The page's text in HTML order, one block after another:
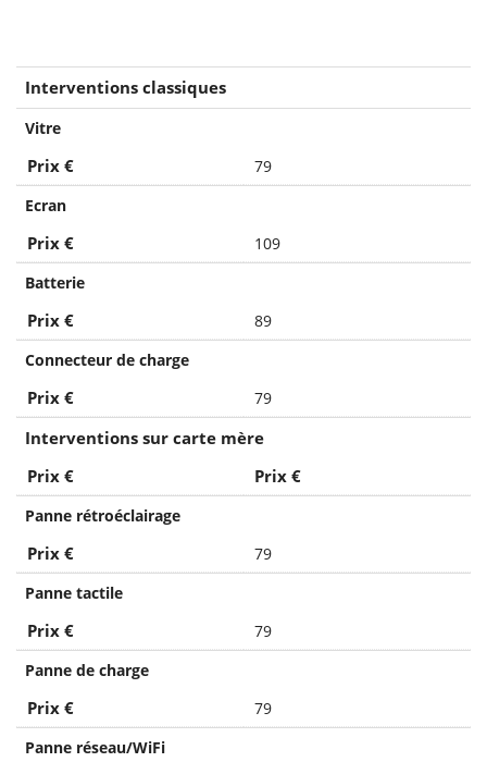
Interventions classiques
Vitre
Prix €
79
Ecran
Prix €
109
Batterie
Prix €
89
Connecteur de charge
Prix € 79
Interventions sur carte mère
Prix €
Prix €
Panne rétroéclairage
Prix €
79
Panne tactile
Prix €
79
Panne de charge
Prix €
79
Panne réseau/WiFi